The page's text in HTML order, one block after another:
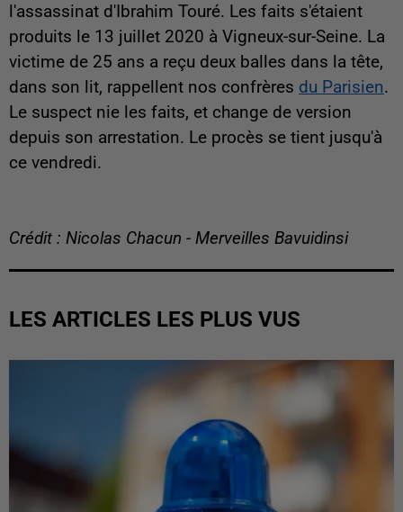
l'assassinat d'Ibrahim Touré. Les faits s'étaient
produits le 13 juillet 2020 à Vigneux-sur-Seine. La
victime de 25 ans a reçu deux balles dans la tête,
dans son lit, rappellent nos confrères du Parisien.
Le suspect nie les faits, et change de version
depuis son arrestation. Le procès se tient jusqu'à
ce vendredi.
Crédit : Nicolas Chacun - Merveilles Bavuidinsi
LES ARTICLES LES PLUS VUS